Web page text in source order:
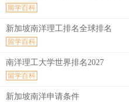
留学百科
新加坡南洋理工排名全球排名
留学百科
南洋理工大学世界排名2027
留学百科
新加坡南洋申请条件